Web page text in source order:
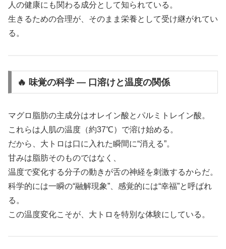
人の健康にも関わる成分として知られている。
生きるための合理が、そのまま栄養として受け継がれてい
る。
🔥 味覚の科学 ― 口溶けと温度の関係
マグロ脂肪の主成分はオレイン酸とパルミトレイン酸。
これらは人肌の温度（約37℃）で溶け始める。
だから、大トロは口に入れた瞬間に“消える”。
甘みは脂肪そのものではなく、
温度で変化する分子の動きが舌の神経を刺激するからだ。
科学的には一瞬の“融解現象”、感覚的には“幸福”と呼ばれ
る。
この温度変化こそが、大トロを特別な体験にしている。